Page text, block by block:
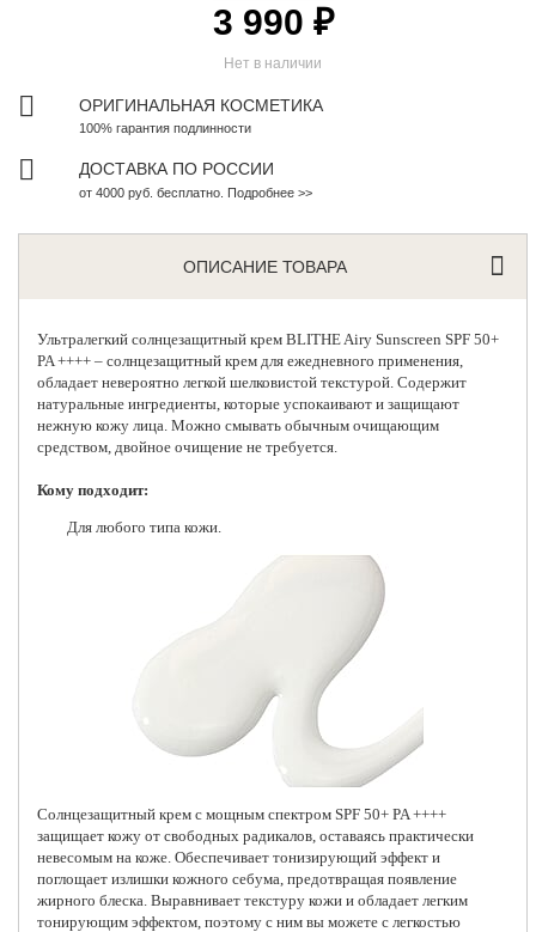
Нет в наличии
3 990 ₽
ОРИГИНАЛЬНАЯ КОСМЕТИКА
100% гарантия подлинности
ДОСТАВКА ПО РОССИИ
от 4000 руб. бесплатно. Подробнее >>
ОПИСАНИЕ ТОВАРА
Ультралегкийсолнцезащитный крем BLITHE Airy Sunscreen SPF 50+
PA ++++ – солнцезащитный крем для ежедневного применения,
обладает невероятно легкой шелковистой текстурой. Содержит
натуральные ингредиенты, которые успокаивают и защищают
нежную кожу лица. Можно смывать обычным очищающим
средством, двойное очищение не требуется.
Кому подходит:
Для любого типа кожи.
Солнцезащитный крем с мощным спектром SPF 50+ PA ++++
защищает кожу от свободных радикалов, оставаясь практически
невесомым на коже. Обеспечивает тонизирующий эффект и
поглощает излишки кожного себума, предотвращая появление
жирного блеска. Выравнивает текстуру кожи и обладает легким
тонирующим эффектом, поэтому с ним вы можете с легкостью